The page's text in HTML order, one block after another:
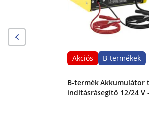
Akciós B-termékek
B-termék Akkumulátor
indításrásegítő 12/24 V